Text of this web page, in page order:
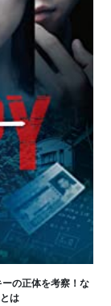
の正体を考察！な
は